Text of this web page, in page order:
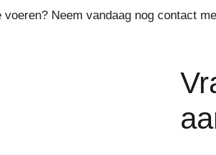
Neem vandaag nog contact